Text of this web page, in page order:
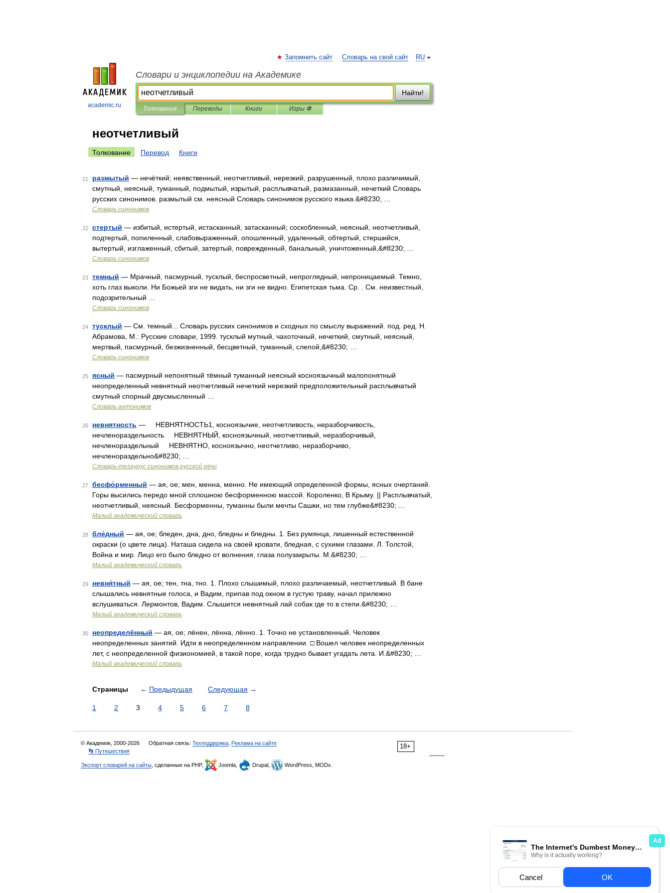
academic.ru
RU
Запомнить сайт Словарь на свой сайт
Словари и энциклопедии на Академике
Найти!
Толкования Переводы Книги Игры ⚽
неотчетливый
Толкование Перевод Книги
21 размытый — нечёткий; неявственный, неотчетливый, нерезкий, разрушенный, плохо различимый,
смутный, неясный, туманный, подмытый, изрытый, расплывчатый, размазанный, нечеткий Словарь
русских синонимов. размытый см. неясный Словарь синонимов русского языка.&#8230; …
Словарь синонимов
22 стертый — избитый, истертый, истасканный, затасканный; соскобленный, неясный, неотчетливый,
подтертый, попиленный, слабовыраженный, опошленный, удаленный, обтертый, стершийся,
вытертый, изглаженный, сбитый, затертый, поврежденный, банальный, уничтоженный,&#8230; …
Словарь синонимов
23 темный — Мрачный, пасмурный, тусклый, беспросветный, непроглядный, непроницаемый. Темно,
хоть глаз выколи. Ни Божьей зги не видать, ни зги не видно. Египетская тьма. Ср. . См. неизвестный,
подозрительный …
Словарь синонимов
24 тусклый — См. темный... Словарь русских синонимов и сходных по смыслу выражений. под. ред. Н.
Абрамова, М.: Русские словари, 1999. тусклый мутный, чахоточный, нечеткий, смутный, неясный,
мертвый, пасмурный, безжизненный, бесцветный, туманный, слепой,&#8230; …
Словарь синонимов
25 ясный — пасмурный непонятный тёмный туманный неясный косноязычный малопонятный
неопределенный невнятный неотчетливый нечеткий нерезкий предположительный расплывчатый
смутный спорный двусмысленный …
Словарь антонимов
26 невнятность — НЕВНЯТНОСТЬ1, косноязычие, неотчетливость, неразборчивость,
нечленораздельность НЕВНЯТНЫЙ, косноязычный, неотчетливый, неразборчивый,
нечленораздельный НЕВНЯТНО, косноязычно, неотчетливо, неразборчиво,
нечленораздельно&#8230; …
Словарь-тезаурус синонимов русской речи
27 бесфо́рменный — ая, ое; мен, менна, менно. Не имеющий определенной формы, ясных очертаний.
Горы высились передо мной сплошною бесформенною массой. Короленко, В Крыму. || Расплывчатый,
неотчетливый, неясный. Бесформенны, туманны были мечты Сашки, но тем глубже&#8230; …
Малый академический словарь
28 бле́дный — ая, ое; бледен, дна, дно, бледны и бледны. 1. Без румянца, лишенный естественной
окраски (о цвете лица). Наташа сидела на своей кровати, бледная, с сухими глазами. Л. Толстой,
Война и мир. Лицо его было бледно от волнения, глаза полузакрыты. М.&#8230; …
Малый академический словарь
29 невня́тный — ая, ое; тен, тна, тно. 1. Плохо слышимый, плохо различаемый, неотчетливый. В бане
слышались невнятные голоса, и Вадим, припав под окном в густую траву, начал прилежно
вслушиваться. Лермонтов, Вадим. Слышится невнятный лай собак где то в степи.&#8230; …
Малый академический словарь
30 неопределённый — ая, ое; лёнен, лённа, лённо. 1. Точно не установленный. Человек
неопределенных занятий. Идти в неопределенном направлении. □ Вошел человек неопределенных
лет, с неопределенной физиономией, в такой поре, когда трудно бывает угадать лета. И.&#8230; …
Малый академический словарь
Страницы ← Предыдущая Следующая →
1 2 3 4 5 6 7 8
18+
© Академик, 2000-2026 Обратная связь: Техподдержка Реклама на сайте
👣 Путешествия
Экспорт словарей на сайты , сделанные на PHP, Joomla, Drupal, WordPress, MODx.